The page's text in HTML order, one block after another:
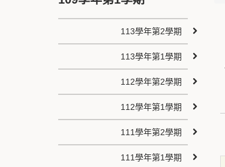
113學年第2學期
113學年第1學期
112學年第2學期
112學年第1學期
111學年第2學期
111學年第1學期